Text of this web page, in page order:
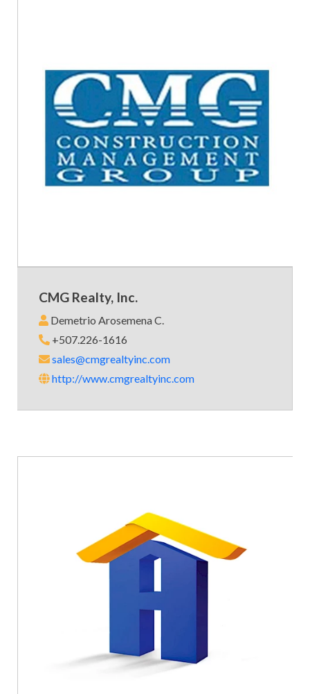
CMG Realty, Inc.
Demetrio Arosemena C.
+507.226-1616
sales@cmgrealtyinc.com
http://www.cmgrealtyinc.com